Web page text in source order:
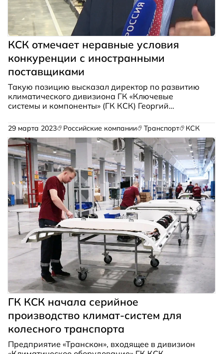
КСК отмечает неравные условия
конкуренции с иностранными
поставщиками
Такую позицию высказал директор по развитию
климатического дивизиона ГК «Ключевые
системы и компоненты» (ГК КСК) Георгий
29 марта 2023 Российские компании Транспорт КСК
ГК КСК начала серийное
производство климат-систем для
колесного транспорта
Предприятие «Транскон», входящее в дивизион